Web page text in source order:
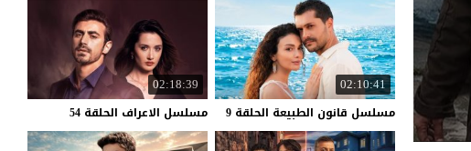
02:10:41
مسلسل قانون الطبيعة الحلقة 9
02:18:39
مسلسل الاعراف الحلقة 54